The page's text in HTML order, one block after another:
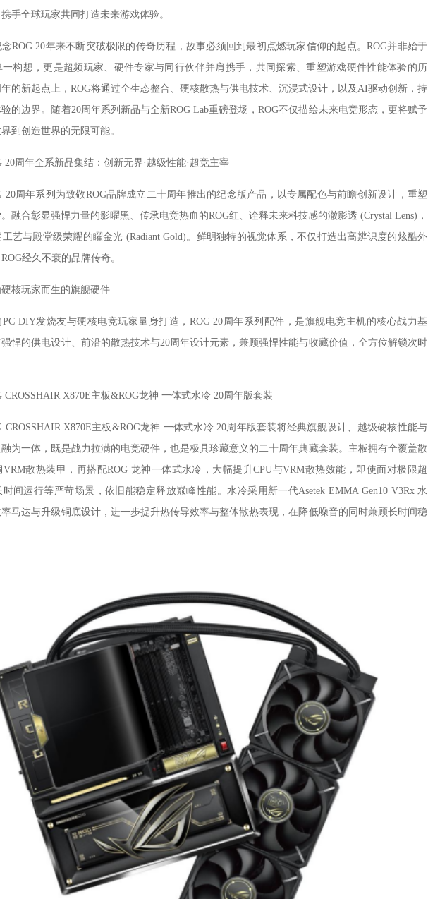
手全球玩家共同打造未来游戏体验。
20年来不断突破极限的传奇历程，故事必须回到最初点燃玩家信仰的起点。ROG并非始于
一构想，更是超频玩家、硬件专家与同行伙伴并肩携手，共同探索、重塑游戏硬件性能体验的历
的新起点上，ROG将通过全生态整合、硬核散热与供电技术、沉浸式设计，以及AI驱动创新，持
的边界。随着20周年系列新品与全新ROG Lab重磅登场，ROG不仅描绘未来电竞形态，更将赋予
到创造世界的无限可能。
周年全系新品集结：创新无界·越级性能·超竞主宰
周年系列为致敬ROG品牌成立二十周年推出的纪念版产品，以专属配色与前瞻创新设计，重塑
融合彰显强悍力量的影曜黑、传承电竞热血的ROG红、诠释未来科技感的澈影透 (Crystal Lens)，
工艺与殿堂级荣耀的矅金光 (Radiant Gold)。鲜明独特的视觉体系，不仅打造出高辨识度的炫酷外
经久不衰的品牌传奇。
玩家而生的旗舰硬件
DIY发烧友与硬核电竞玩家量身打造，ROG 20周年系列配件，是旗舰电竞主机的核心战力基
悍的供电设计、前沿的散热技术与20周年设计元素，兼顾强悍性能与收藏价值，全方位解锁次时
X870E主板&ROG龙神 一体式水冷 20周年版套装
X870E主板&ROG龙神 一体式水冷 20周年版套装将经典旗舰设计、越级硬核性能与
为一体，既是战力拉满的电竞硬件，也是极具珍藏意义的二十周年典藏套装。主板拥有全覆盖散
散热装甲，再搭配ROG 龙神一体式水冷，大幅提升CPU与VRM散热效能，即使面对极限超
间运行等严苛场景，依旧能稳定释放巅峰性能。水冷采用新一代Asetek EMMA Gen10 V3Rx 水
马达与升级铜底设计，进一步提升热传导效率与整体散热表现，在降低噪音的同时兼顾长时间稳